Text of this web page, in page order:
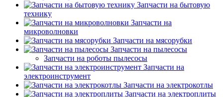
Запчасти на бытовую
технику
Запчасти на
микроволновки
Запчасти на мясорубки
Запчасти на пылесосы
Запчасти на роботы пылесосы
Запчасти на
электроинструмент
Запчасти на электрокотлы
Запчасти на электроплиты